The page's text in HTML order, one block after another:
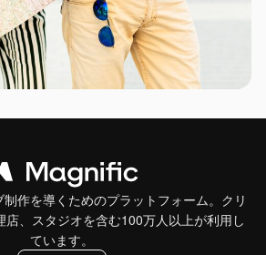
作を導くためのプラットフォーム。クリ
店、スタジオを含む100万人以上が利用し
ています。